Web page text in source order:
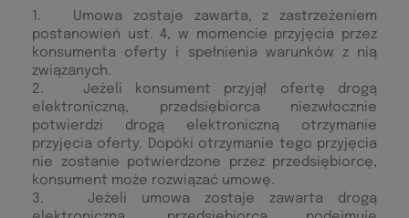
1. Umowa zostaje zawarta, z zastrzeżeniem
postanowień ust. 4, w momencie przyjęcia przez
konsumenta oferty i spełnienia warunków z nią
związanych.
2. Jeżeli konsument przyjął ofertę drogą
elektroniczną, przedsiębiorca niezwłocznie
potwierdzi drogą elektroniczną otrzymanie
przyjęcia oferty. Dopóki otrzymanie tego przyjęcia
nie zostanie potwierdzone przez przedsiębiorcę,
konsument może rozwiązać umowę.
3. Jeżeli umowa zostaje zawarta drogą